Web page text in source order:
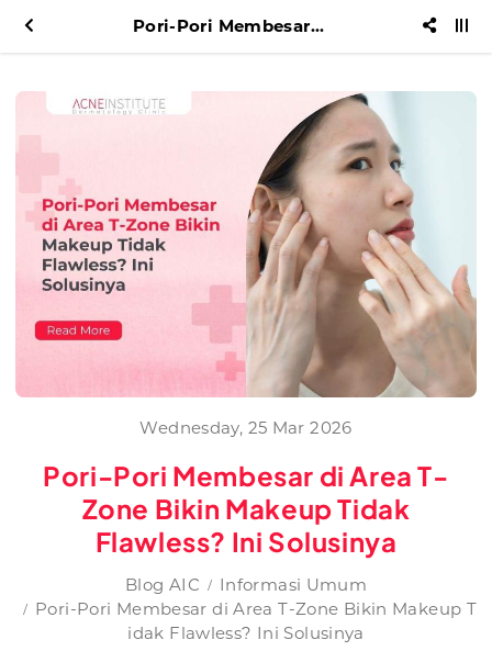
Pori-Pori Membesar di Area T-Zone Bikin Makeup Tidak Flawless? Ini Solusinya
Wednesday, 25 Mar 2026
Pori-Pori Membesar di Area T-
Zone Bikin Makeup Tidak
Flawless? Ini Solusinya
Blog AIC
Informasi Umum
Pori-Pori Membesar di Area T-Zone Bikin Makeup T
idak Flawless? Ini Solusinya